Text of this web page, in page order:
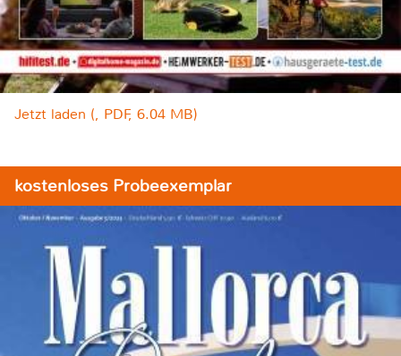
Jetzt laden (, PDF, 6.04 MB)
kostenloses Probeexemplar